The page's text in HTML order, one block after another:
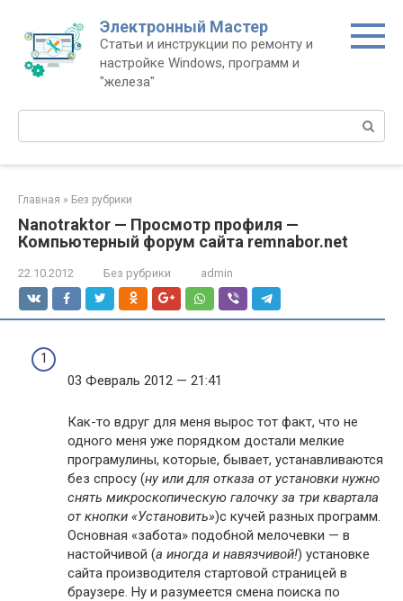
контенту
Электронный Мастер
Статьи и инструкции по ремонту и
настройке Windows, программ и
"железа"
Поиск:
Главная » Без рубрики
Nanotraktor — Просмотр профиля —
Компьютерный форум сайта remnabor.net
22.10.2012 Без рубрики admin
03 Февраль 2012 — 21:41
Как-то вдруг для меня вырос тот факт, что не
одного меня уже порядком достали мелкие
програмулины, которые, бывает, устанавливаются
без спросу (ну или для отказа от установки нужно
снять микроскопическую галочку за три квартала
от кнопки «Установить»)с кучей разных программ.
Основная «забота» подобной мелочевки — в
настойчивой (а иногда и навязчивой!) установке
сайта производителя стартовой страницей в
браузере. Ну и разумеется смена поиска по